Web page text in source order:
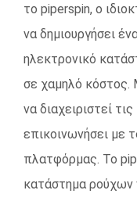
το piperspin, ο
να δημιουργήσει
ηλεκτρονικό
σε χαμηλό κόστος.
να διαχειριστεί
επικοινωνήσει με
πλατφόρμας. Το
κατάστημα ρούχων